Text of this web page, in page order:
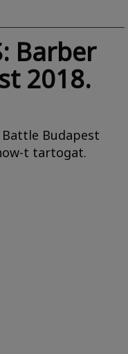
Barber
2018.
Budapest
t tartogat.